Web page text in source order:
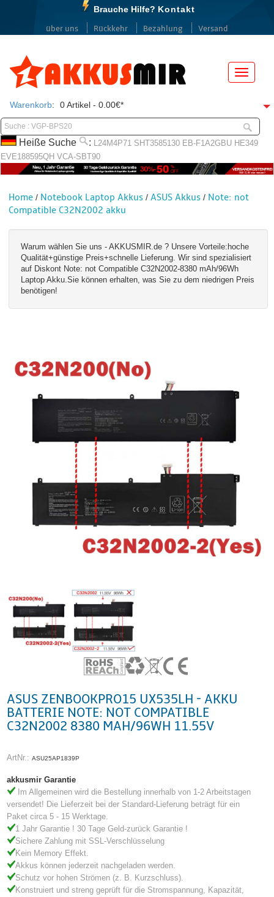
Brauche Hilfe? Kontakt
über uns
Rückkehr Bezahlung Versand
Menü
Warenkorb: 0 Artikel - 0.00€*
Heiße Suche : L24M4P71 SHT3585130 EB-F1A2GBU HE349
EVE188595QH VCA-SBT90
Home / Notebook Laptop Akkus / ASUS Akkus / Note: not
Compatible C32N2002 akku
Warum wählen Sie uns - AKKUSMIR.de ? Unsere Vorteile:hoche
Qualität+günstige Preis+schnelle Lieferung. Wir sind spezialisiert
auf Diskont Note: not Compatible C32N2002-8380 mAh/96Wh
Laptop Akku.Sie können erhalten, was Sie zu dem niedrigen Preis
benötigen!
ASUS ZENBOOKPRO15 UX535LH - AKKU
BATTERIE NOTE: NOT COMPATIBLE
C32N2002 8380 MAH/96WH 11.55V
ArtNr.:ASU25AP1839P
akkusmir Garantie
Im Allgemeinen wird die Bestellung innerhalb von 1-2 Arbeitstagen
versendet! Die Lieferzeit bei der Standard-Lieferung beträgt für ein
Paket circa 5 - 15 Werktage.
1 Jahr Garantie ! 30 Tage Geld-zurück Garantie !
Sichere Zahlung mit SSL-Verschlüsselung
Kein Memory Effekt.
Akkus können jederzeit nachgeladen werden.
Schutz vor hohen Strömen (z. B. Kurzschluss).
Konstruiert und streng geprüft für die Stromspannung, Kapazität,